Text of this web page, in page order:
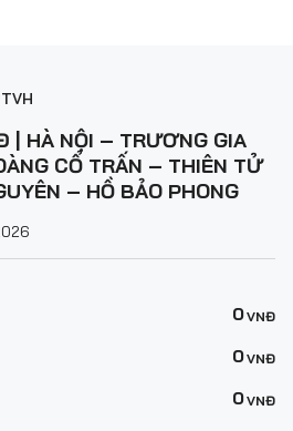
| HÀ NỘI – TRƯƠNG GIA
CỔ TRẤN – THIÊN TỬ
– HỒ BẢO PHONG
0VNĐ
0VNĐ
0VNĐ